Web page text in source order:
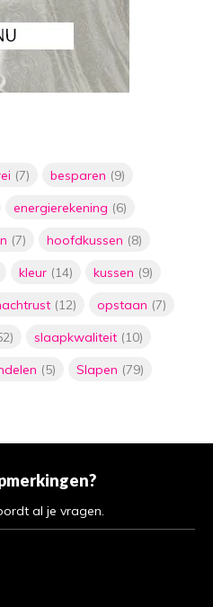
(7) besparen (9)
energierekening (6)
(7) hoofdkussen (8)
kleur (14) kussen (9)
(12) opstaan (7)
slaapkwaliteit (10)
(5) Slapen (79)
al je vragen.